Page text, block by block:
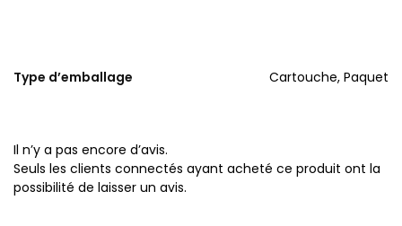
Type d’emballage Cartouche, Paquet
Il n’y a pas encore d’avis.
Seuls les clients connectés ayant acheté ce produit ont la
possibilité de laisser un avis.